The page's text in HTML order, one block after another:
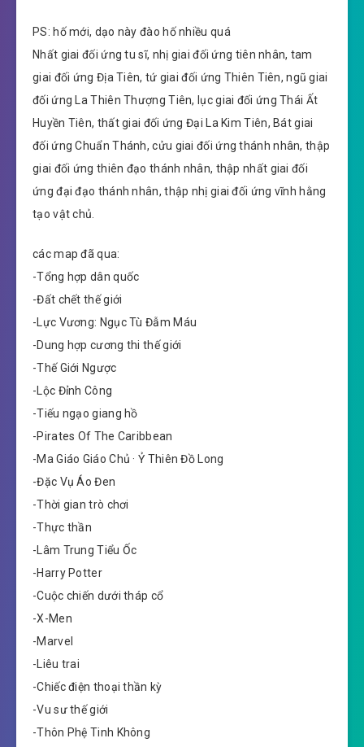
PS: hố mới, dạo này đào hố nhiều quá
Nhất giai đối ứng tu sĩ, nhị giai đối ứng tiên nhân, tam
giai đối ứng Địa Tiên, tứ giai đối ứng Thiên Tiên, ngũ giai
đối ứng La Thiên Thượng Tiên, lục giai đối ứng Thái Ất
Huyền Tiên, thất giai đối ứng Đại La Kim Tiên, Bát giai
đối ứng Chuẩn Thánh, cửu giai đối ứng thánh nhân, thập
giai đối ứng thiên đạo thánh nhân, thập nhất giai đối
ứng đại đạo thánh nhân, thập nhị giai đối ứng vĩnh hằng
tạo vật chủ.
các map đã qua:
-Tổng hợp dân quốc
-Đất chết thế giới
-Lực Vương: Ngục Tù Đẫm Máu
-Dung hợp cương thi thế giới
-Thế Giới Ngược
-Lộc Đỉnh Công
-Tiếu ngạo giang hồ
-Pirates Of The Caribbean
-Ma Giáo Giáo Chủ · Ỷ Thiên Đồ Long
-Đặc Vụ Áo Đen
-Thời gian trò chơi
-Thực thần
-Lâm Trung Tiểu Ốc
-Harry Potter
-Cuộc chiến dưới tháp cổ
-X-Men
-Marvel
-Liêu trai
-Chiếc điện thoại thần kỳ
-Vu sư thế giới
-Thôn Phệ Tinh Không